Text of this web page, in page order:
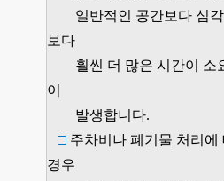
일반적인 공간보다 심
보다
훨씬 더 많은 시간이 소
이
발생합니다.
□ 주차비나 폐기물 처리
경우